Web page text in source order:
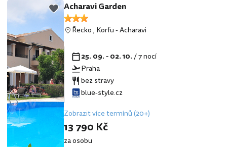
Acharavi Garden
Řecko, Korfu-Acharavi
25. 09. - 02. 10./ 7 nocí
Praha
bez stravy
blue-style.cz
Zobrazit více termínů (20+)
13 790 Kč
za osobu